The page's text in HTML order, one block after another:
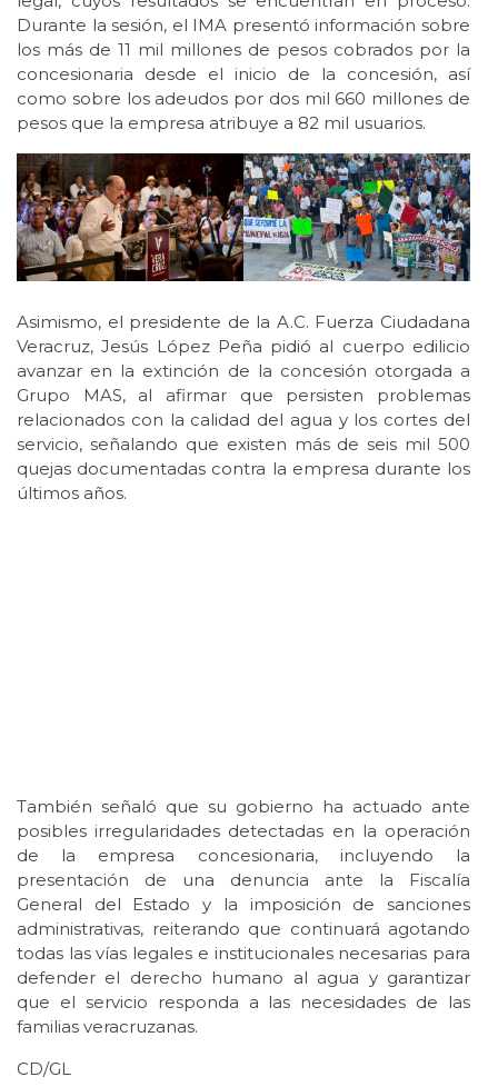
Durante la sesión, el IMA presentó información sobre
los más de 11 mil millones de pesos cobrados por la
concesionaria desde el inicio de la concesión, así
como sobre los adeudos por dos mil 660 millones de
pesos que la empresa atribuye a 82 mil usuarios.
Asimismo, el presidente de la A.C. Fuerza Ciudadana
Veracruz, Jesús López Peña pidió al cuerpo edilicio
avanzar en la extinción de la concesión otorgada a
Grupo MAS, al afirmar que persisten problemas
relacionados con la calidad del agua y los cortes del
servicio, señalando que existen más de seis mil 500
quejas documentadas contra la empresa durante los
últimos años.
También señaló que su gobierno ha actuado ante
posibles irregularidades detectadas en la operación
de la empresa concesionaria, incluyendo la
presentación de una denuncia ante la Fiscalía
General del Estado y la imposición de sanciones
administrativas, reiterando que continuará agotando
todas las vías legales e institucionales necesarias para
defender el derecho humano al agua y garantizar
que el servicio responda a las necesidades de las
familias veracruzanas.
CD/GL